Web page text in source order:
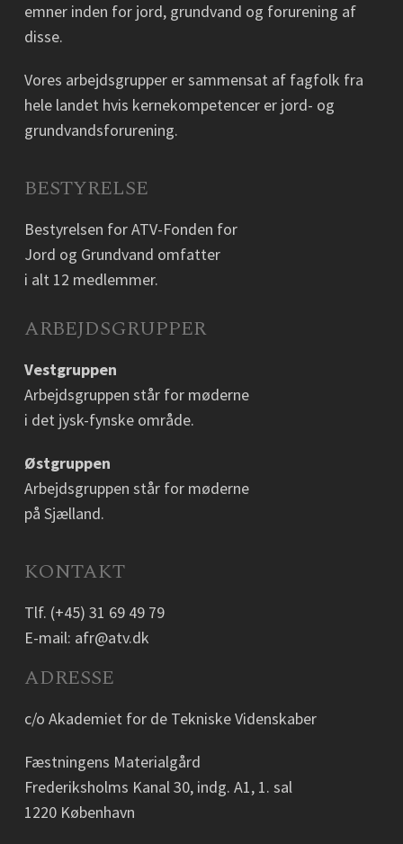
emner inden for jord, grundvand og forurening af
disse.
Vores arbejdsgrupper er sammensat af fagfolk fra
hele landet hvis kernekompetencer er jord- og
grundvandsforurening.
BESTYRELSE
Bestyrelsen for ATV-Fonden for
Jord og Grundvand omfatter
i alt 12 medlemmer.
ARBEJDSGRUPPER
Vestgruppen
Arbejdsgruppen står for møderne
i det jysk-fynske område.
Østgruppen
Arbejdsgruppen står for møderne
på Sjælland.
KONTAKT
Tlf. (+45) 31 69 49 79
E-mail: afr@atv.dk
ADRESSE
c/o Akademiet for de Tekniske Videnskaber
Fæstningens Materialgård
Frederiksholms Kanal 30, indg. A1, 1. sal
1220 København